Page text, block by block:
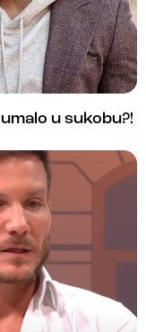
u sukobu?!